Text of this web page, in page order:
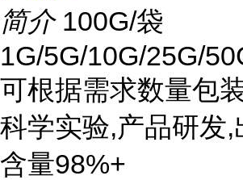
简介 100G/袋
1G/5G/10G/25G/
可根据需求数量包
科学实验,产品研发,
含量98%+